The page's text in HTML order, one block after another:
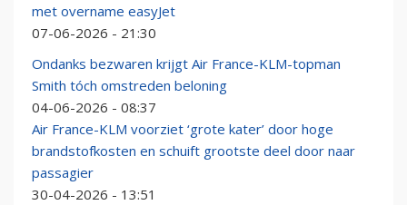
met overname easyJet
07-06-2026 - 21:30
Ondanks bezwaren krijgt Air France-KLM-topman
Smith tóch omstreden beloning
04-06-2026 - 08:37
Air France-KLM voorziet ‘grote kater’ door hoge
brandstofkosten en schuift grootste deel door naar
passagier
30-04-2026 - 13:51